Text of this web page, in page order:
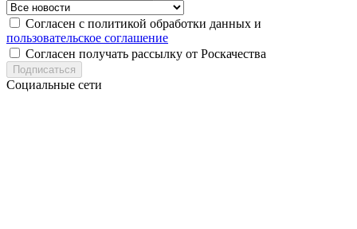
Согласен с политикой обработки данных и
пользовательское соглашение
Согласен получать рассылку от Роскачества
Подписаться
Социальные сети